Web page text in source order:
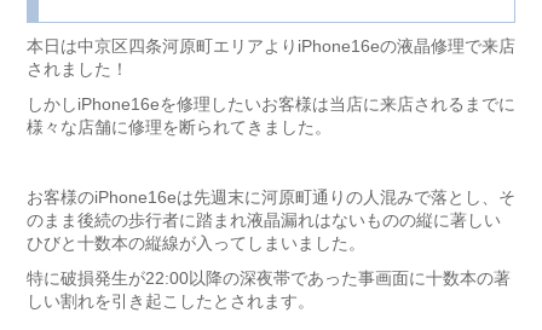
本日は中京区四条河原町エリアよりiPhone16eの液晶修理で来店
されました！
しかしiPhone16eを修理したいお客様は当店に来店されるまでに
様々な店舗に修理を断られてきました。
お客様のiPhone16eは先週末に河原町通りの人混みで落とし、そ
のまま後続の歩行者に踏まれ液晶漏れはないものの縦に著しい
ひびと十数本の縦線が入ってしまいました。
特に破損発生が22:00以降の深夜帯であった事画面に十数本の著
しい割れを引き起こしたとされます。